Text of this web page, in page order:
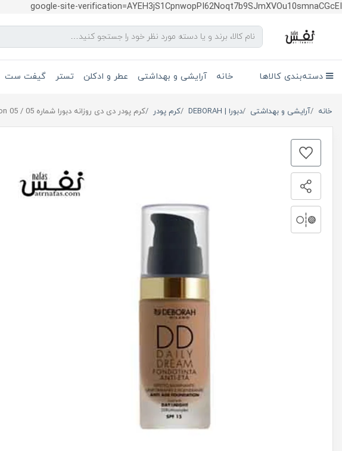
google-site-verification=AYEH3jS1CpnwopPI62Noqt7b9SJmXVOu10smnaCGcEI
دسته‌بندی کالاها خانه آرایشی و بهداشتی عطر و ادکلن تستر گیفت ست
خانه آرایشی و بهداشتی دبورا | DEBORAH کرم پودر کرم پودر دی دی روزانه دبورا شماره 05 / 05 Deborah DD foundation